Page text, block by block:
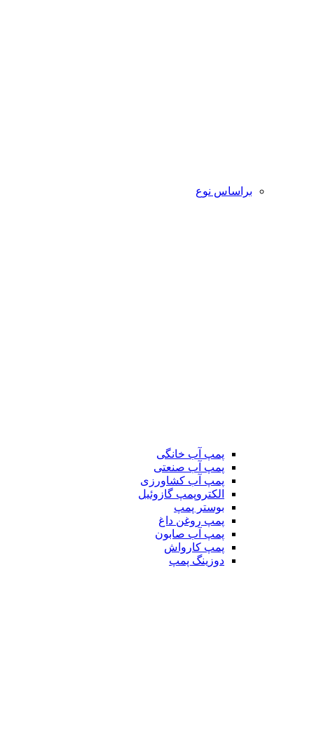
براساس نوع
پمپ آب خانگی
پمپ آب صنعتی
پمپ آب کشاورزی
الکتروپمپ گازوئیل
بوستر پمپ
پمپ روغن داغ
پمپ آب صابون
پمپ کارواش
دوزینگ پمپ